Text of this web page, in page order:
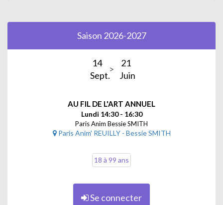
CETTE ACTIVITÉ EST DISPONIBLEEN INSCRIPTION À
A vos côtés, Catherine Rosu, une historienne de l’art
Saison 2026-2027
14
Sept.
21
Juin
AU FIL DE L'ART ANNUEL
Lundi 14:30 - 16:30
Paris Anim Bessie SMITH
Paris Anim' REUILLY - Bessie SMITH
18 à 99 ans
Se connecter